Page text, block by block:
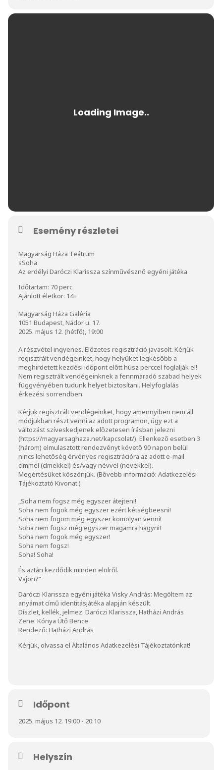
Esemény részletei
Magyarság Háza Teátrum
sSoha
Az erdélyi Daróczi Klarissza színművésznő egyéni játéka
Időtartam: 70 perc
Ajánlott életkor: 14+
Magyarság Háza Galéria
1051 Budapest, Nádor u. 17.
2025. május 12. (hétfő), 19:00
A részvétel ingyenes. Előzetes regisztráció javasolt. Kérjük
regisztrált vendégeinket, hogy helyüket legkésőbb a
meghirdetett kezdési időpont előtt húsz perccel foglalják el!
Nem regisztrált vendégeinknek a fennmaradó szabad helyek
függvényében tudunk helyet biztosítani. Helyfoglalás
érkezési sorrendben.
Kérjük regisztrált vendégeinket, hogy amennyiben nem áll
módjukban részt venni az adott programon, úgy ezt a
változást szíveskedjenek előzetesen írásban jelezni
(https://magyarsaghaza.net/kapcsolat/). Ellenkező esetben 3
(három) elmulasztott rendezvényt követő 90 napon belül
nincs lehetőség érvényes regisztrációra az adott e-mail
címmel (címekkel) és/vagy névvel (nevekkel).
Megértésüket köszönjük. (Bővebb információ: Adatkezelési
Tájékoztató Kivonat.)
„Soha nem fogsz még egyszer átejteni!
Soha nem fogok még egyszer ezért kétségbeesni!
Soha nem fogom még egyszer komolyan venni!
Soha nem fogsz még egyszer magamra hagyni!
Soha nem fogok még egyszer!
Soha nem fogsz!
Soha! Soha!
És aztán kezdődik minden elölről.
Vajon?”
Daróczi Klarissza egyéni játéka Visky András: Megöltem az
anyámat című identitásjátéka alapján készült.
Díszlet, kellék, jelmez: Daróczi Klarissza, Hatházi András
Zene: Kónya Ütő Bence
Rendező: Hatházi András
Kérjük, olvassa el Általános Adatkezelési Tájékoztatónkat!
Időpont
2025. május 12. 19:00 - 20:10
Helyszín